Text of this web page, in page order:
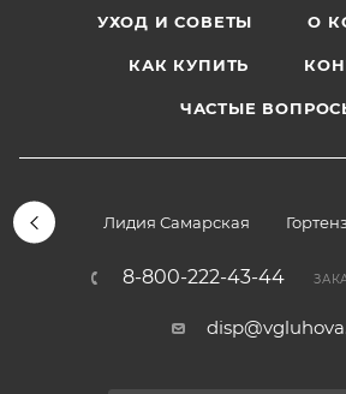
УХОД И СОВЕТЫ О
КАК КУПИТЬ
ЧАСТЫЕ
Лидия Самарская
8-800-222-43-44